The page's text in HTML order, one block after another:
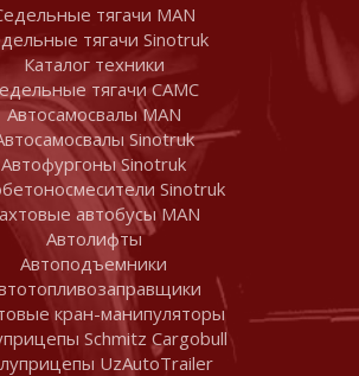
тягачи MAN
тягачи Sinotruk
Каталог техники
тягачи CAMC
Автосамосвалы MAN
Sinotruk
Автофургоны Sinotruk
Sinotruk
автобусы MAN
Автолифты
Автоподъемники
кран-манипуляторы
Schmitz Cargobull
UzAutoTrailer